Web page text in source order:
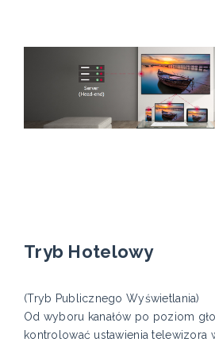
Tryb Hotelowy
(Tryb Publicznego Wyświetlania)
Od wyboru kanałów po poziom
kontrolować ustawienia telewizora